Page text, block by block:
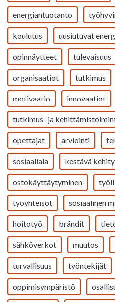
energiantuotanto
koulutus uusiutuvat
opinnäytteet tulevaisuus
organisaatiot tutkimus
motivaatio innovaatiot
tutkimus- ja
opettajat arviointi
sosiaaliala kestävä
ostokäyttäytyminen
työyhteisöt sosiaalinen
hoitotyö brändit
sähköverkot muutos
turvallisuus työntekijät
oppimisympäristö